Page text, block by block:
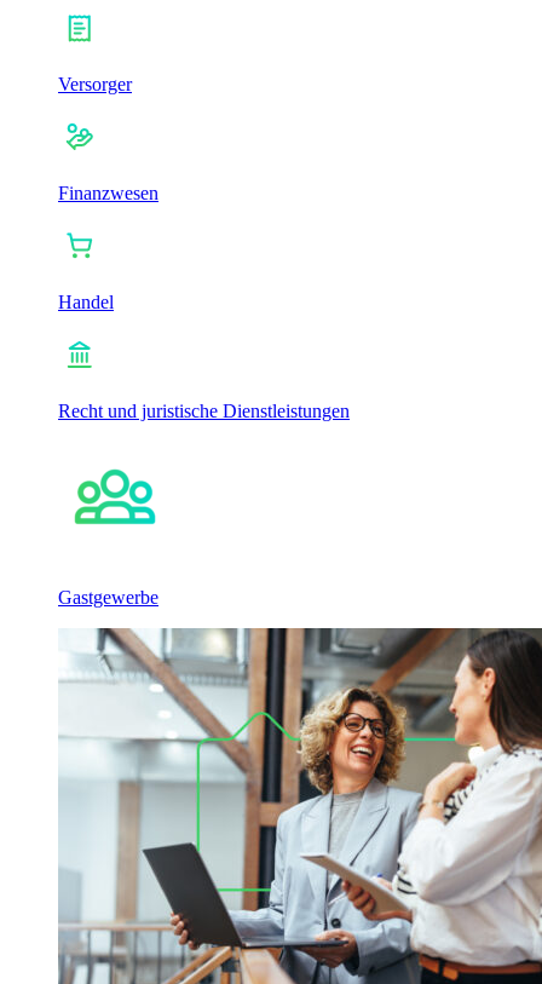
Versorger
Finanzwesen
Handel
Recht und juristische Dienstleistungen
Gastgewerbe